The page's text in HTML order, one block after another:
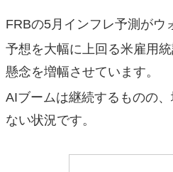
FRBの5月インフレ予測がウ
予想を大幅に上回る米雇用
懸念を増幅させています。
AIブームは継続するものの
ない状況です。